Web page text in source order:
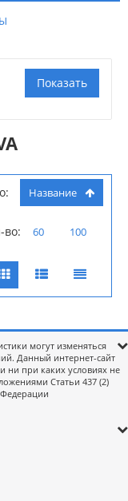
Название
во: 60 100
могут изменяться
Данный интернет-сайт
ни при каких условиях не
Статьи 437 (2)
Федерации